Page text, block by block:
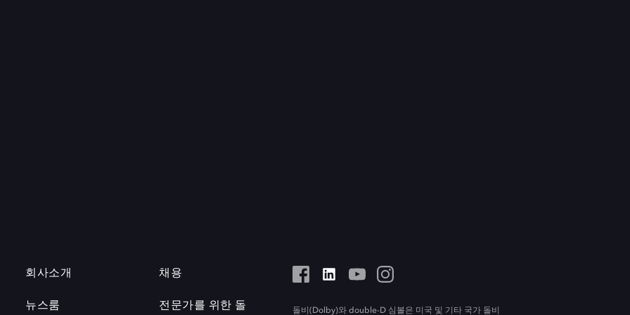
회사소개
뉴스룸
채용
전문가를 위한 돌 돌비(Dolby)와 double-D 심볼은 미국 및 기타 국가 돌비